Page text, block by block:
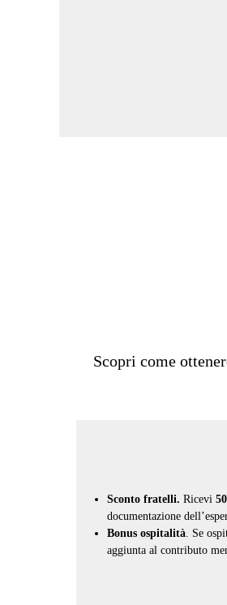
Scopri come
Sconto fratelli. Ricevi
documentazione
Bonus ospitalità . Se
aggiunta al contributo